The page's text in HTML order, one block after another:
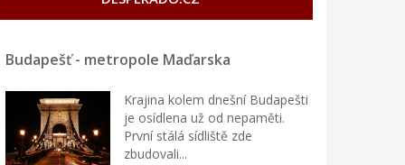
Budapešť - metropole Maďarska
Krajina kolem dnešní Budapešti
je osídlena už od nepaměti.
První stálá sídliště zde
zbudovali...